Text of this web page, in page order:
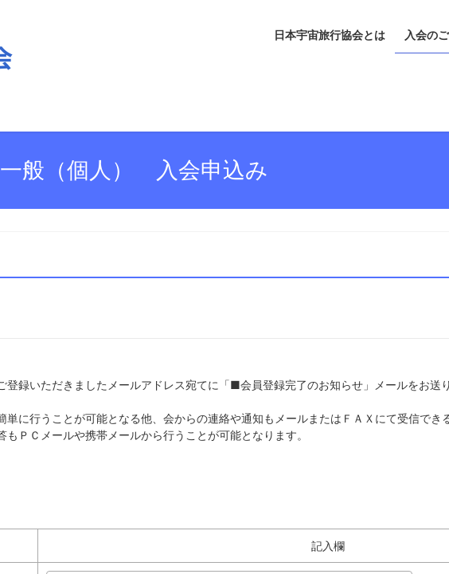
日本宇宙旅行協会とは 入会の
一般（個人） 入会申込み
録いただきましたメールアドレス宛てに「■会員登録完了のお知らせ」メールをお送
に行うことが可能となる他、会からの連絡や通知もメールまたはＦＡＸにて受信でき
ＰＣメールや携帯メールから行うことが可能となります。
記入欄